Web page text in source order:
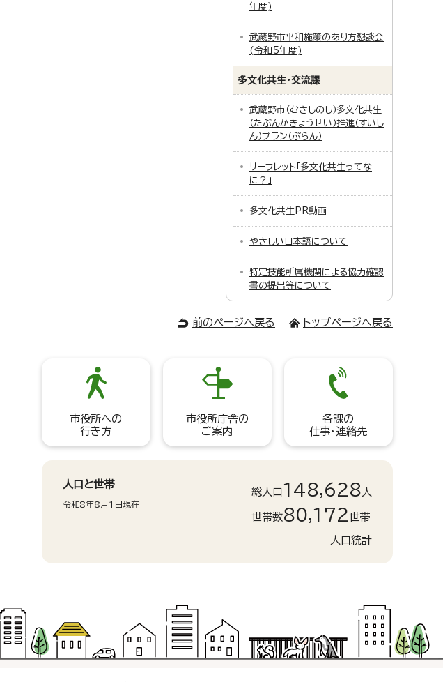
年度)
武蔵野市平和施策のあり方懇談会
(令和5年度)
多文化共生・交流課
武蔵野市（むさしのし）多文化共生
（たぶんかきょうせい）推進（すいし
ん）プラン（ぷらん）
リーフレット「多文化共生ってな
に？」
多文化共生PR動画
やさしい日本語について
特定技能所属機関による協力確認
書の提出等について
前のページへ戻る トップページへ戻る
市役所への
行き方
市役所庁舎の
ご案内
各課の
仕事・連絡先
人口と世帯
令和8年8月1日現在
総人口 148,628 人
世帯数80,172世帯
人口統計